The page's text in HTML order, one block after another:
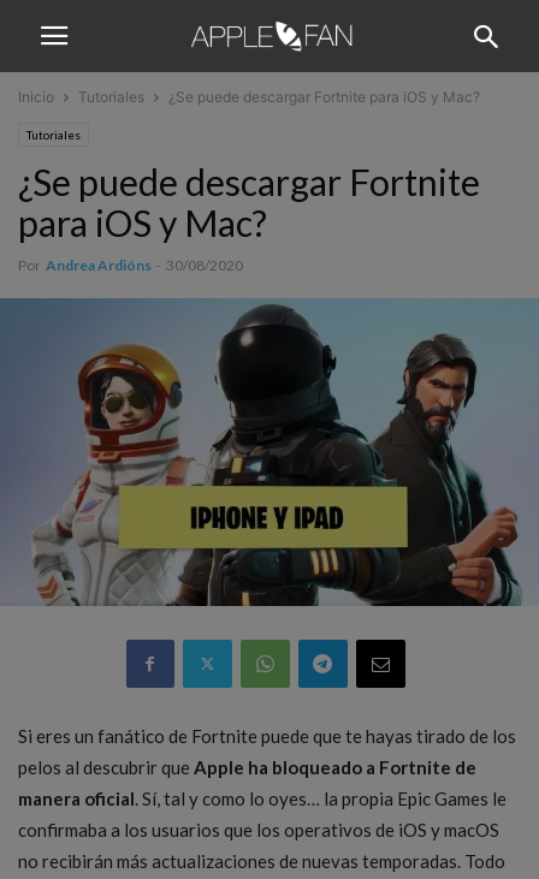
Inicio Tutoriales ¿Se puede descargar Fortnite para iOS y Mac?
Tutoriales
¿Se puede descargar Fortnite
para iOS y Mac?
Por Andrea Ardións - 30/08/2020
Si eres un fanático de Fortnite puede que te hayas tirado de los
pelos al descubrir que Apple ha bloqueado a Fortnite de
manera oficial . Sí, tal y como lo oyes… la propia Epic Games le
confirmaba a los usuarios que los operativos de iOS y macOS
no recibirán más actualizaciones de nuevas temporadas. Todo